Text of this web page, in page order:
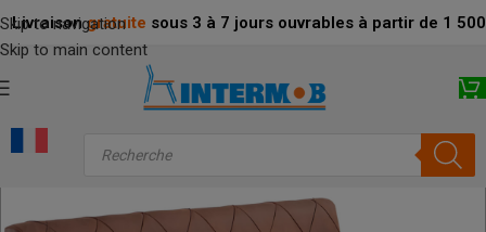
Skip to navigation
Skip to main content
Livraison gratuite sous 3 à 7 jours ouvrables à partir de 1